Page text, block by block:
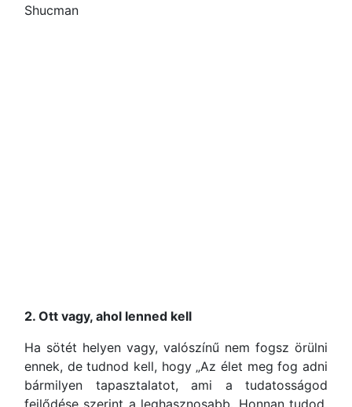
Shucman
2. Ott vagy, ahol lenned kell
Ha sötét helyen vagy, valószínű nem fogsz örülni
ennek, de tudnod kell, hogy „Az élet meg fog adni
bármilyen tapasztalatot, ami a tudatosságod
fejlődése szerint a leghasznosabb. Honnan tudod,